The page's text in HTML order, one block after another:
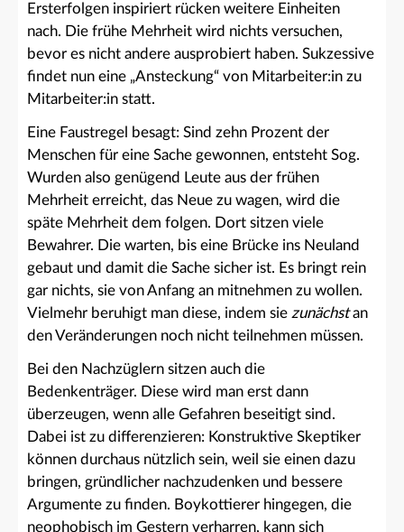
Ersterfolgen inspiriert rücken weitere Einheiten
nach. Die frühe Mehrheit wird nichts versuchen,
bevor es nicht andere ausprobiert haben. Sukzessive
findet nun eine „Ansteckung“ von Mitarbeiter:in zu
Mitarbeiter:in statt.
Eine Faustregel besagt: Sind zehn Prozent der
Menschen für eine Sache gewonnen, entsteht Sog.
Wurden also genügend Leute aus der frühen
Mehrheit erreicht, das Neue zu wagen, wird die
späte Mehrheit dem folgen. Dort sitzen viele
Bewahrer. Die warten, bis eine Brücke ins Neuland
gebaut und damit die Sache sicher ist. Es bringt rein
gar nichts, sie von Anfang an mitnehmen zu wollen.
Vielmehr beruhigt man diese, indem sie zunächstan
den Veränderungen noch nicht teilnehmen müssen.
Bei den Nachzüglern sitzen auch die
Bedenkenträger. Diese wird man erst dann
überzeugen, wenn alle Gefahren beseitigt sind.
Dabei ist zu differenzieren: Konstruktive Skeptiker
können durchaus nützlich sein, weil sie einen dazu
bringen, gründlicher nachzudenken und bessere
Argumente zu finden. Boykottierer hingegen, die
neophobisch im Gestern verharren, kann sich